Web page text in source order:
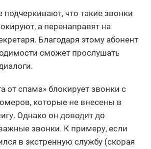
подчеркивают, что такие звонки
а перенаправят на
Благодаря этому абонент
сможет прослушать
от спама» блокирует звонки с
которые не внесены в
Однако он доводит до
звонки. К примеру, если
в экстренную службу (скорая